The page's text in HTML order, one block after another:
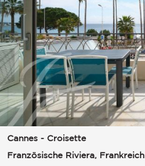
Cannes - Croisette
Französische Riviera, Frankreich